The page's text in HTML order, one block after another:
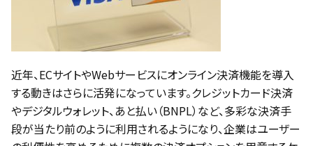
近年、ECサイトやWebサービスにオンライン決済機能を導入
する動きはさらに活発になっています。クレジットカード決済
やデジタルウォレット、あと払い（BNPL）など、多彩な決済手
段が当たり前のように利用されるようになり、企業はユーザー